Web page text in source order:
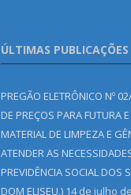
ÚLTIMAS PUBLICAÇÕES
PREGÃO ELETRÔNICO Nº
DE PREÇOS PARA FUTURA
MATERIAL DE LIMPEZA E
ATENDER AS
PREVIDÊNCIA SOCIAL DOS
DOM ELISEU.) 14 de julho